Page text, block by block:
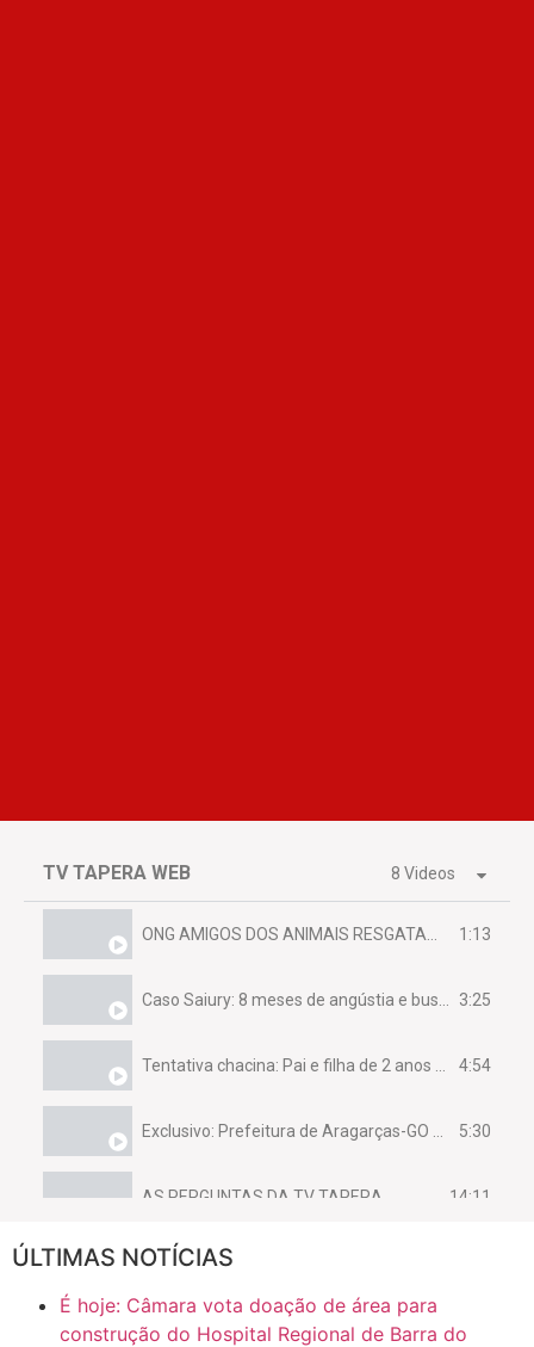
TV TAPERA WEB 8 Videos
1:13
3:25
4:54
5:30
AS PERGUNTAS DA TV TAPERA 14:11
CASO SAIURY - SEM CORTES
Mini Ginásio de Aragarças- Só a bo$ta 6:31
ÚLTIMAS NOTÍCIAS
É hoje: Câmara vota doação de área para
construção do Hospital Regional de Barra do